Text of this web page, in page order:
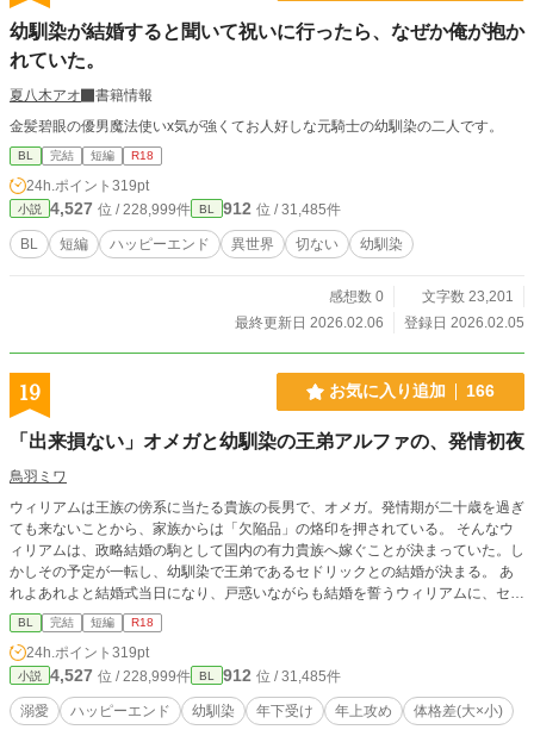
幼馴染が結婚すると聞いて祝いに行ったら、なぜか俺が抱か
れていた。
夏八木アオ
書籍情報
金髪碧眼の優男魔法使いx気が強くてお人好しな元騎士の幼馴染の二人です。
BL 完結 短編 R18
24h.ポイント 319pt
小説 4,527 位 / 228,999件 BL 912 位 / 31,485件
BL 短編 ハッピーエンド 異世界 切ない 幼馴染
感想数 0
文字数 23,201
最終更新日 2026.02.06
登録日 2026.02.05
19 お気に入り追加 166
「出来損ない」オメガと幼馴染の王弟アルファの、発情初夜
鳥羽ミワ
ウィリアムは王族の傍系に当たる貴族の長男で、オメガ。発情期が二十歳を過ぎ
ても来ないことから、家族からは「欠陥品」の烙印を押されている。 そんなウ
ィリアムは、政略結婚の駒として国内の有力貴族へ嫁ぐことが決まっていた。し
かしその予定が一転し、幼馴染で王弟であるセドリックとの結婚が決まる。 あ
れよあれよと結婚式当日になり、戸惑いながらも結婚を誓うウィリアムに、セド
リックは優しいキスをして……。 そして迎えた初夜。わけもわからず悲しくな
って泣くウィリアムを、セドリックはたくましい力で抱きしめる。 「お前がず
っと、好きだ」 甘い言葉に、これまで熱を知らなかったウィリアムの身体が潤
み、火照りはじめる。 ※ムーンライトノベルズ、アルファポリス、pixivへ掲載
しています
BL 完結 短編 R18
24h.ポイント 319pt
小説 4,527 位 / 228,999件 BL 912 位 / 31,485件
溺愛 ハッピーエンド 幼馴染 年下受け 年上攻め 体格差(大×小)